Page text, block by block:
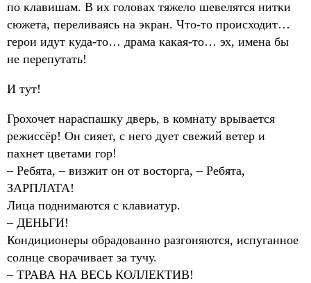
по клавишам. В их головах тяжело шевелятся нитки
сюжета, переливаясь на экран. Что-то происходит…
герои идут куда-то… драма какая-то… эх, имена бы
не перепутать!
И тут!
Грохочет нараспашку дверь, в комнату врывается
режиссёр! Он сияет, с него дует свежий ветер и
пахнет цветами гор!
– Ребята, – визжит он от восторга, – Ребята,
ЗАРПЛАТА!
Лица поднимаются с клавиатур.
– ДЕНЬГИ!
Кондиционеры обрадованно разгоняются, испуганное
солнце сворачивает за тучу.
– ТРАВА НА ВЕСЬ КОЛЛЕКТИВ!